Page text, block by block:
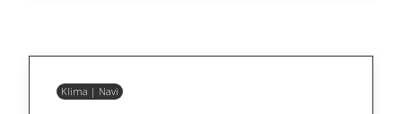
Klima | Navi